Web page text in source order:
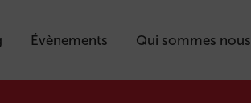
Évènements Qui sommes nous